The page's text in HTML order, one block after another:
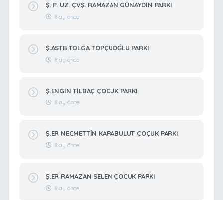
Ş. P. UZ. ÇVŞ. RAMAZAN GÜNAYDIN PARKI
8 ay önce
Ş.ASTB.TOLGA TOPÇUOĞLU PARKI
8 ay önce
Ş.ENGİN TİLBAÇ ÇOCUK PARKI
8 ay önce
Ş.ER NECMETTİN KARABULUT ÇOÇUK PARKI
8 ay önce
Ş.ER RAMAZAN SELEN ÇOCUK PARKI
8 ay önce